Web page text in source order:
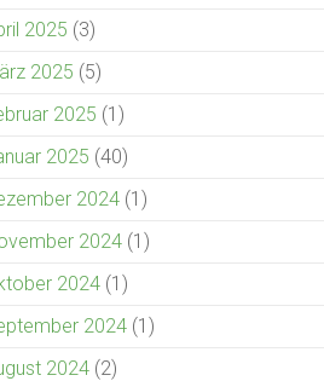
2025 (3)
2025 (5)
2025 (1)
2025 (40)
2024 (1)
2024 (1)
2024 (1)
2024 (1)
2024 (2)